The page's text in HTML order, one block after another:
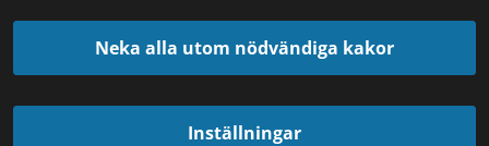
Neka alla utom nödvändiga kakor
Inställningar